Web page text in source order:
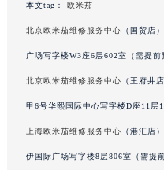
本文tag： 欧米茄
北京欧米茄维修服务中心 （国贸店
广场写字楼W3座6层602室（需提前
北京欧米茄维修服务中心 （王府井
甲6号华熙国际中心写字楼D座11层
上海欧米茄维修服务中心 （港汇店
伊国际广场写字楼8层806室（需提